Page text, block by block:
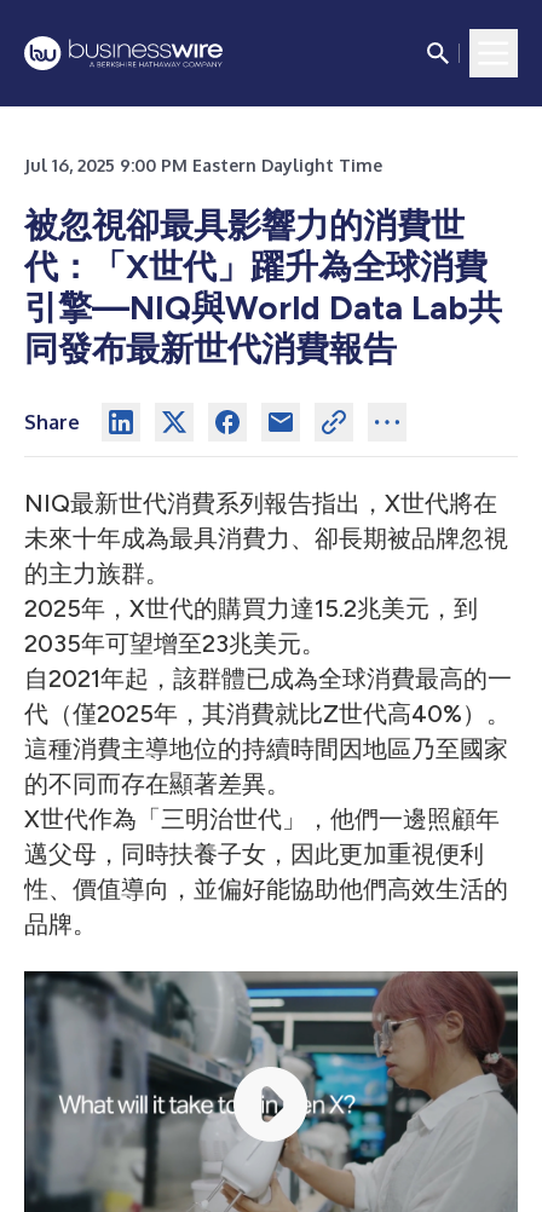
Jul 16, 2025 9:00 PM Eastern Daylight Time
被忽視卻最具影響力的消費世
代：「X世代」躍升為全球消費
引擎—NIQ與World Data Lab共
同發布最新世代消費報告
Share
NIQ最新世代消費系列報告指出，X世代將在
未來十年成為最具消費力、卻長期被品牌忽視
的主力族群。
2025年，X世代的購買力達15.2兆美元，到
2035年可望增至23兆美元。
自2021年起，該群體已成為全球消費最高的一
代（僅2025年，其消費就比Z世代高40%）。
這種消費主導地位的持續時間因地區乃至國家
的不同而存在顯著差異。
X世代作為「三明治世代」，他們一邊照顧年
邁父母，同時扶養子女，因此更加重視便利
性、價值導向，並偏好能協助他們高效生活的
品牌。